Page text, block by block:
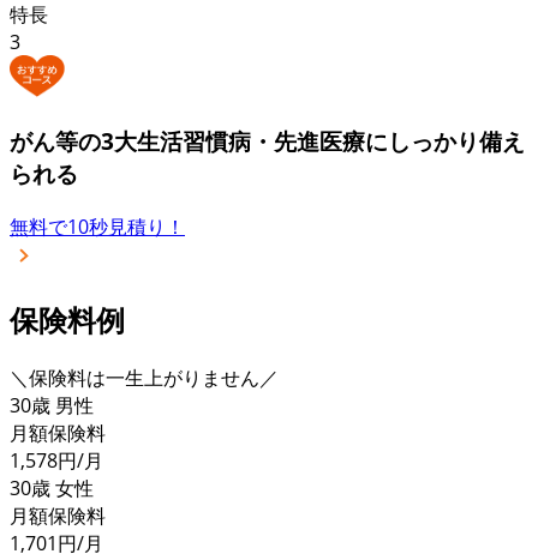
特長
3
がん等の3大生活習慣病・先進医療にしっかり備え
られる
無料で10秒見積り！
保険料例
＼保険料は一生上がりません／
30歳 男性
月額保険料
1,578円/月
30歳 女性
月額保険料
1,701円/月